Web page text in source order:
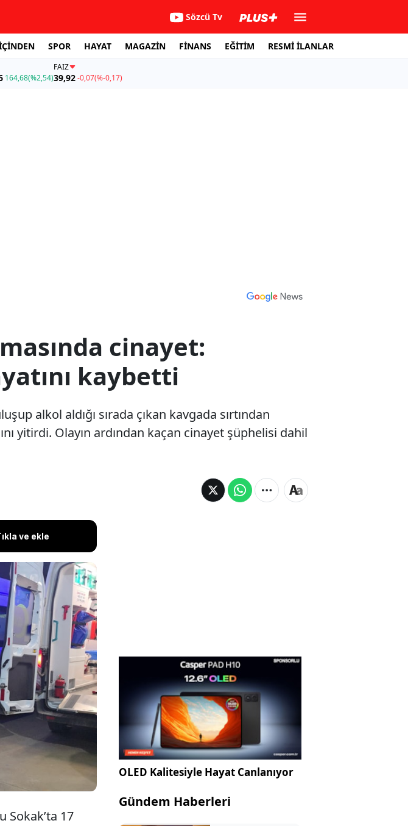
Sözcü Tv
SPOR HAYAT MAGAZİN FİNANS EĞİTİM RESMİ İLANLAR
164,68(%2,54)
FAİZ
39,92-0,07(%-0,17)
cinayet:
kaybetti
alkol aldığı sırada çıkan kavgada sırtından
yitirdi. Olayın ardından kaçan cinayet şüphelisi dahil
ve ekle
buluşup
vurulan
Olayın ardından
yakalandı.
Sokak’ta 17
OLED Kalitesiyle Hayat Canlanıyor
Gündem Haberleri